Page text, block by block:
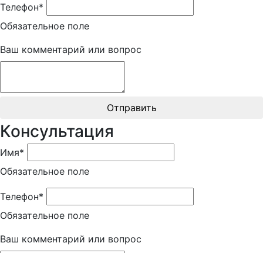
Телефон*
Обязательное поле
Ваш комментарий или вопрос
Отправить
Консультация
Имя*
Обязательное поле
Телефон*
Обязательное поле
Ваш комментарий или вопрос